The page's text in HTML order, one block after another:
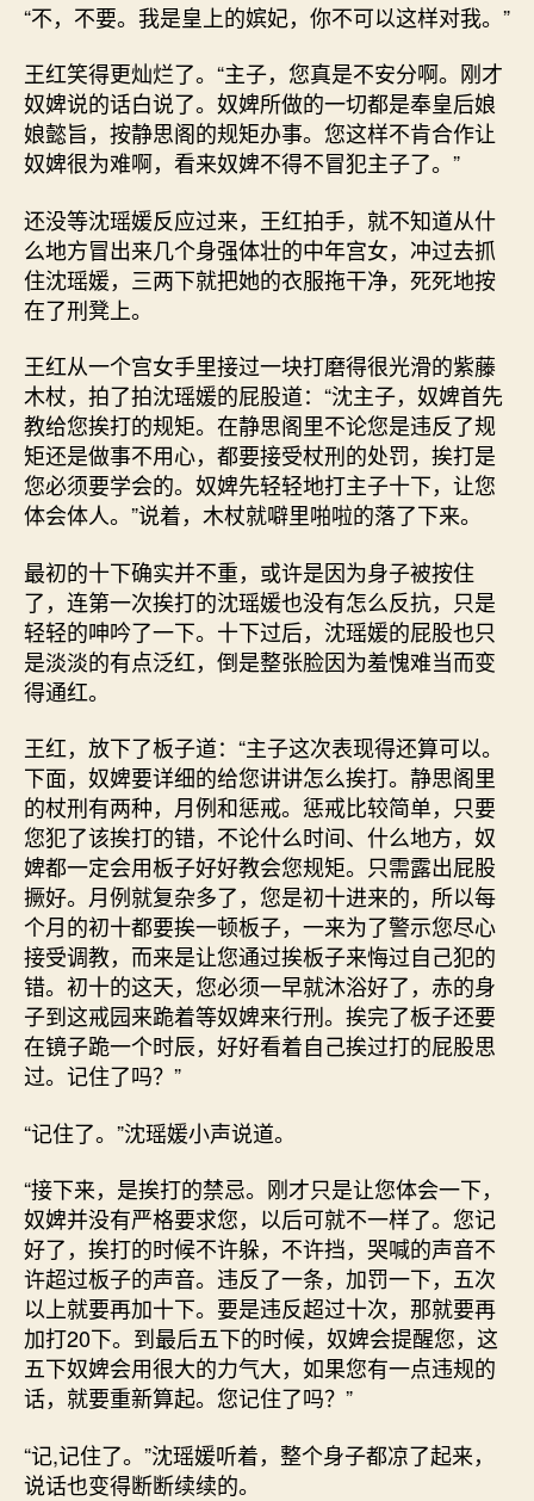
“不，不要。我是皇上的嫔妃，你不可以这样对我。”
王红笑得更灿烂了。“主子，您真是不安分啊。刚才
奴婢说的话白说了。奴婢所做的一切都是奉皇后娘
娘懿旨，按静思阁的规矩办事。您这样不肯合作让
奴婢很为难啊，看来奴婢不得不冒犯主子了。”
还没等沈瑶媛反应过来，王红拍手，就不知道从什
么地方冒出来几个身强体壮的中年宫女，冲过去抓
住沈瑶媛，三两下就把她的衣服拖干净，死死地按
在了刑凳上。
王红从一个宫女手里接过一块打磨得很光滑的紫藤
木杖，拍了拍沈瑶媛的屁股道：“沈主子，奴婢首先
教给您挨打的规矩。在静思阁里不论您是违反了规
矩还是做事不用心，都要接受杖刑的处罚，挨打是
您必须要学会的。奴婢先轻轻地打主子十下，让您
体会体人。”说着，木杖就噼里啪啦的落了下来。
最初的十下确实并不重，或许是因为身子被按住
了，连第一次挨打的沈瑶媛也没有怎么反抗，只是
轻轻的呻吟了一下。十下过后，沈瑶媛的屁股也只
是淡淡的有点泛红，倒是整张脸因为羞愧难当而变
得通红。
王红，放下了板子道：“主子这次表现得还算可以。
下面，奴婢要详细的给您讲讲怎么挨打。静思阁里
的杖刑有两种，月例和惩戒。惩戒比较简单，只要
您犯了该挨打的错，不论什么时间、什么地方，奴
婢都一定会用板子好好教会您规矩。只需露出屁股
撅好。月例就复杂多了，您是初十进来的，所以每
个月的初十都要挨一顿板子，一来为了警示您尽心
接受调教，而来是让您通过挨板子来悔过自己犯的
错。初十的这天，您必须一早就沐浴好了，赤的身
子到这戒园来跪着等奴婢来行刑。挨完了板子还要
在镜子跪一个时辰，好好看着自己挨过打的屁股思
过。记住了吗？”
“记住了。”沈瑶媛小声说道。
“接下来，是挨打的禁忌。刚才只是让您体会一下，
奴婢并没有严格要求您，以后可就不一样了。您记
好了，挨打的时候不许躲，不许挡，哭喊的声音不
许超过板子的声音。违反了一条，加罚一下，五次
以上就要再加十下。要是违反超过十次，那就要再
加打20下。到最后五下的时候，奴婢会提醒您，这
五下奴婢会用很大的力气大，如果您有一点违规的
话，就要重新算起。您记住了吗？”
“记,记住了。”沈瑶媛听着，整个身子都凉了起来，
说话也变得断断续续的。